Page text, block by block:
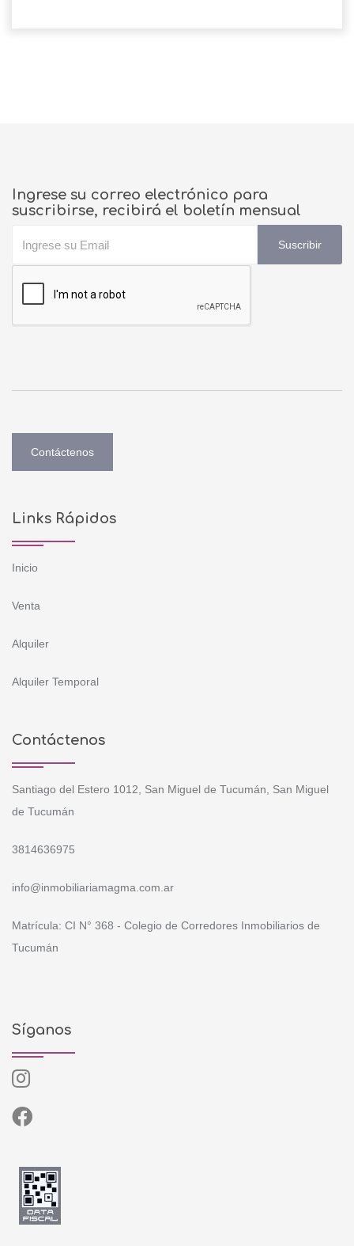
Ingrese su correo electrónico para
suscribirse, recibirá el boletín mensual
Suscribir
Contáctenos
Links Rápidos
Inicio
Venta
Alquiler
Alquiler Temporal
Contáctenos
Santiago del Estero 1012, San Miguel de Tucumán, San Miguel
de Tucumán
3814636975
info@inmobiliariamagma.com.ar
Matrícula: CI N° 368 - Colegio de Corredores Inmobiliarios de
Tucumán
Síganos